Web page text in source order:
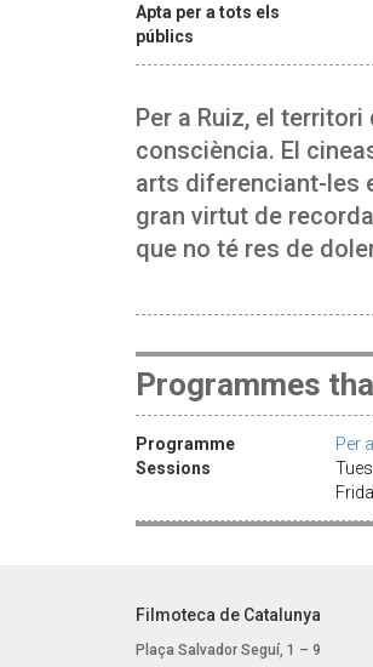
Apta per a tots els
públics
Per a Ruiz, el
consciència. El
arts diferenciant-les
gran virtut de
que no té res de
Programmes
Programme
Per
Sessions
Filmoteca de Catalunya
Plaça Salvador Seguí, 1 – 9